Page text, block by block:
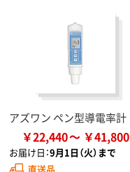
アズワン ペン型導電率計
￥22,440 ￥41,800
お届け日：9月1日（火）まで
直送品